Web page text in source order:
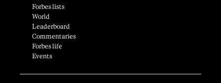
Forbes lists
World
Leaderboard
Commentaries
Forbes life
Events